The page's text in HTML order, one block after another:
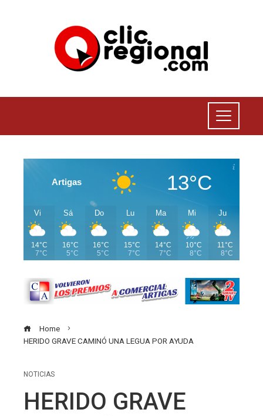
Artigas 13°C
Vi
14°C
7°C
Sá
16°C
5°C
Do
16°C
5°C
Lu
15°C
7°C
Ma
14°C
7°C
Mi
10°C
8°C
Ju
11°C
8°C
Home
HERIDO GRAVE CAMINÓ UNA LEGUA POR AYUDA
NOTICIAS
HERIDO GRAVE